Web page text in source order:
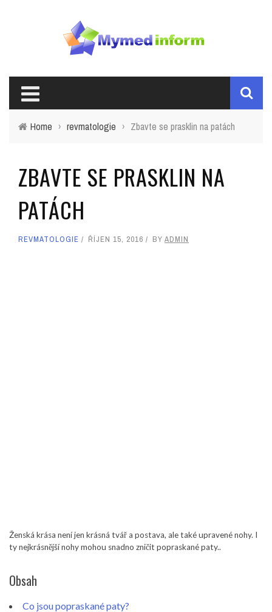
Home › revmatologie › Zbavte se prasklin na patách
ZBAVTE SE PRASKLIN NA
PATÁCH
REVMATOLOGIE ŘÍJEN 15, 2016 BY ADMIN
Ženská krása není jen krásná tvář a postava, ale také upravené nohy. I
ty nejkrásnější nohy mohou snadno zničit popraskané paty..
Obsah
Co jsou popraskané paty?